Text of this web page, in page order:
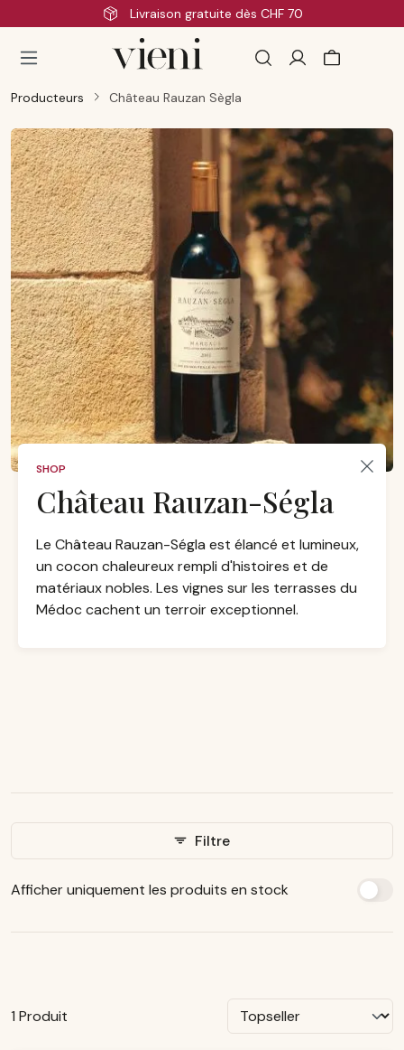
Passer au contenu principalLivraison gratuite dès CHF 70
Producteurs Château Rauzan Sègla
SHOP
Château Rauzan-Ségla
Le Château Rauzan-Ségla est élancé et lumineux,
un cocon chaleureux rempli d'histoires et de
matériaux nobles. Les vignes sur les terrasses du
Médoc cachent un terroir exceptionnel.
Filtre
Afficher uniquement les produits en stock
1 Produit